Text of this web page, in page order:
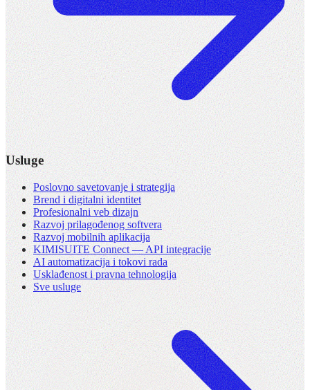
Usluge
Poslovno savetovanje i strategija
Brend i digitalni identitet
Profesionalni veb dizajn
Razvoj prilagođenog softvera
Razvoj mobilnih aplikacija
KIMISUITE Connect — API integracije
AI automatizacija i tokovi rada
Usklađenost i pravna tehnologija
Sve usluge